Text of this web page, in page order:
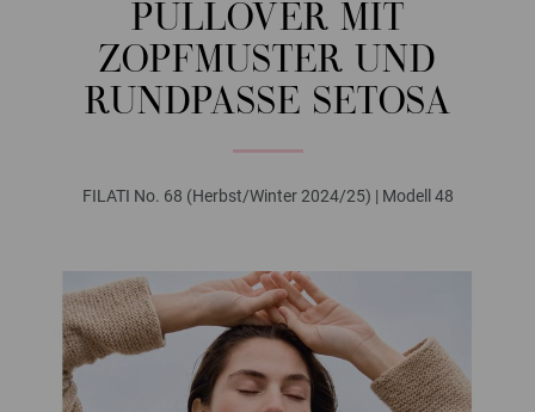
PULLOVER MIT
ZOPFMUSTER UND
RUNDPASSE SETOSA
FILATI No. 68 (Herbst/Winter 2024/25) | Modell 48